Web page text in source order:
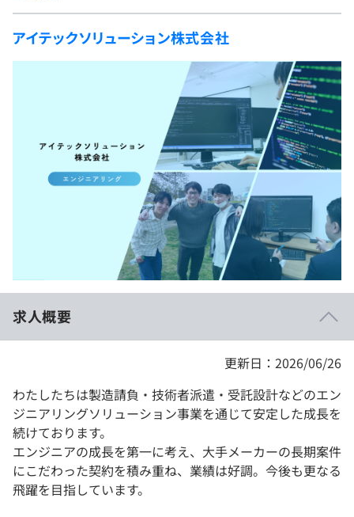
インターン
インタビュー
就活成功ガイド
問題集
契約内容・クーポン
プログラミング言語
ゲーム・マンガ
アイテックソリューション株式会社
求人概要
更新日：2026/06/26
わたしたちは製造請負・技術者派遣・受託設計などのエン
ジニアリングソリューション事業を通じて安定した成長を
続けております。
エンジニアの成長を第一に考え、大手メーカーの長期案件
にこだわった契約を積み重ね、業績は好調。今後も更なる
飛躍を目指しています。